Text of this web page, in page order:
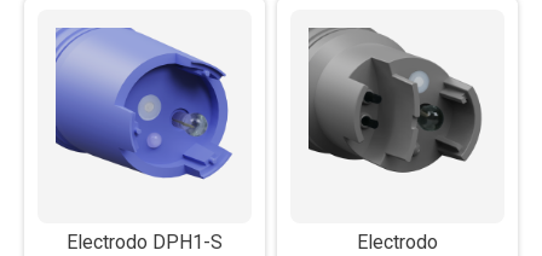
Electrodo DPH1-S
Electrodo